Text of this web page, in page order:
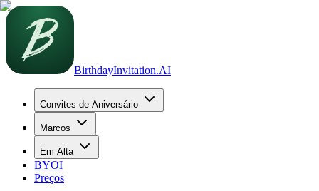
BirthdayInvitation.AI
Convites de Aniversário
Marcos
Em Alta
BYOI
Preços